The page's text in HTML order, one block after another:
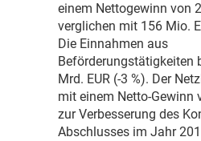
einem Nettogewinn von
verglichen mit 156 Mio.
Die Einnahmen aus
Beförderungstätigkeiten
Mrd. EUR (-3 %). Der
mit einem Netto-Gewinn
zur Verbesserung des
Abschlusses im Jahr